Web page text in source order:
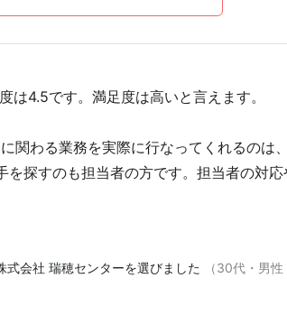
4.5です。満足度は高いと言えます。
わる業務を実際に行なってくれるのは
探すのも担当者の方です。担当者の対応
式会社 瑞穂センターを選びました
（30代・男